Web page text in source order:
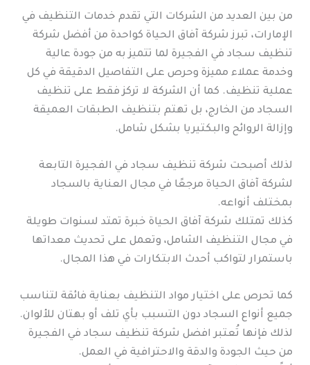
من بين العديد من الشركات التي تقدم خدمات التنظيف في
الإمارات، تبرز شركة آفاق الحياة كواحدة من أفضل شركة
تنظيف سجاد في الفجيرة لما تتميز به من جودة عالية
وخدمة عملاء مميزة وحرص على التفاصيل الدقيقة في كل
عملية تنظيف. كما أن الشركة لا تركز فقط على تنظيف
السجاد من الخارج، بل تهتم بتنظيف الطبقات العميقة
وإزالة الروائح والبكتيريا بشكل شامل.
لذلك أصبحت شركة تنظيف سجاد في الفجيرة التابعة
لشركة آفاق الحياة مرجعًا في مجال العناية بالسجاد
بمختلف أنواعه.
كذلك تمتلك شركة آفاق الحياة خبرة تمتد لسنوات طويلة
في مجال التنظيف الشامل، وتعمل على تحديث معداتها
باستمرار لتواكب أحدث الابتكارات في هذا المجال.
كما تحرص على اختيار مواد التنظيف بعناية فائقة لتناسب
جميع أنواع السجاد دون التسبب بأي تلف أو بهتان للألوان.
لذلك فإنها تُعتبر افضل شركة تنظيف سجاد في الفجيرة
من حيث الجودة والدقة والاحترافية في العمل.